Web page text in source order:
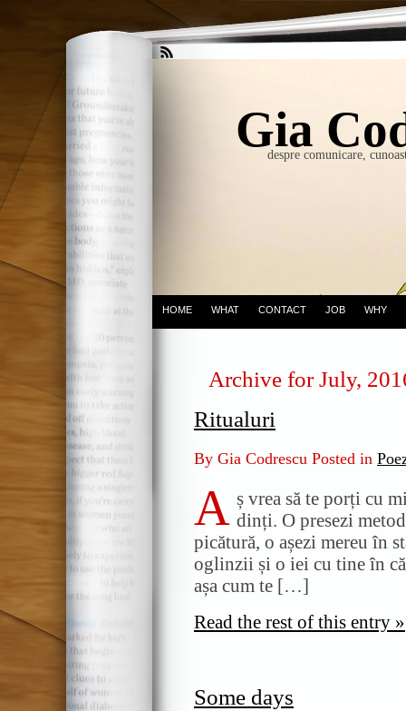
Gia
despre comunicare,
HOME WHAT CONTACT JOB WHY
Archive for July,
Ritualuri
By Gia Codrescu Posted in
A ș vrea să te porți cu
dinți. O presezi
picătură, o așezi mereu în
oglinzii și o iei cu tine în
așa cum te […]
Read the rest of this entry »
Some days